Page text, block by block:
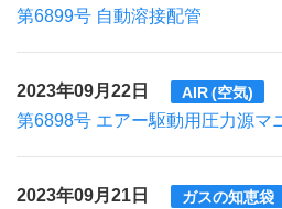
第6899号 自動溶接配管
2023年09月22日 AIR (空気)
第6898号 エアー駆動用圧力源マ
2023年09月21日 ガスの知恵袋